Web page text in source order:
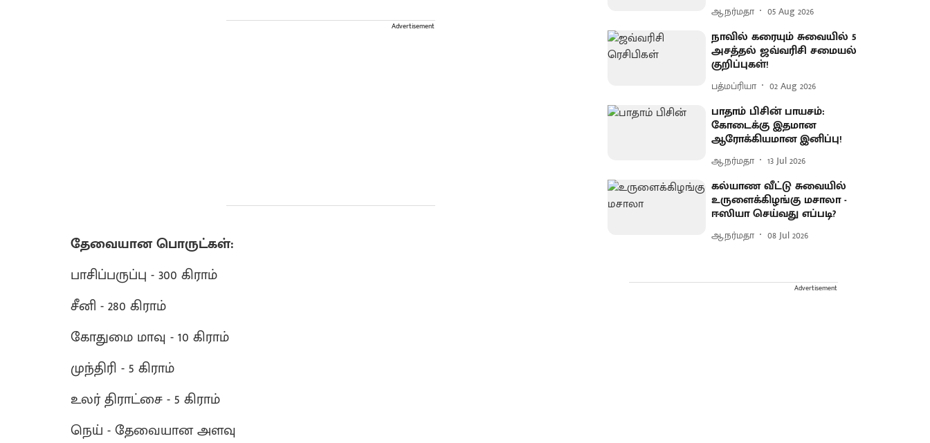
Advertisement
தேவையான பொருட்கள்:
பாசிப்பருப்பு - 300 கிராம்
சீனி - 280 கிராம்
கோதுமை மாவு - 10 கிராம்
முந்திரி - 5 கிராம்
உலர் திராட்சை - 5 கிராம்
நெய் - தேவையான அளவு
ஆ.நர்மதா 05 Aug 2026
நாவில் கரையும் சுவையில் 5
அசத்தல் ஜவ்வரிசி சமையல்
குறிப்புகள்!
பத்மப்ரியா 02 Aug 2026
பாதாம் பிசின் பாயசம்:
கோடைக்கு இதமான
ஆரோக்கியமான இனிப்பு!
ஆ.நர்மதா 13 Jul 2026
கல்யாண வீட்டு சுவையில்
உருளைக்கிழங்கு மசாலா -
ஈஸியா செய்வது எப்படி?
ஆ.நர்மதா 08 Jul 2026
Advertisement